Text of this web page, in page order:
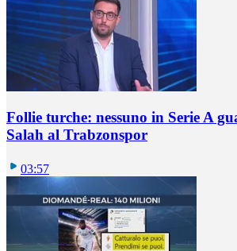
Follie turche: nessuno in Serie A
Salah al Trabzonspor
03:57